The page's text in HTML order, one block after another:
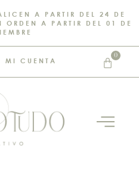
A PARTIR DEL 24 DE
ORDEN A PARTIR DEL 01 DE
MI CUENTA
0